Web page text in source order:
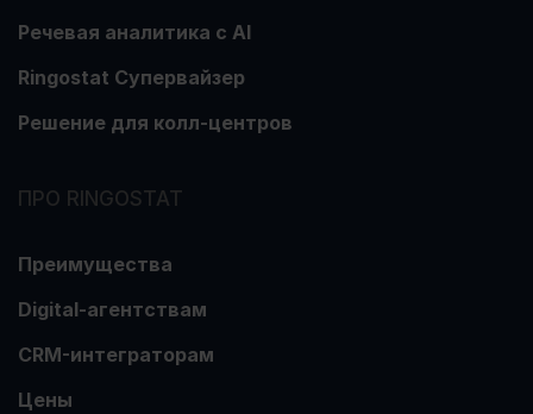
Речевая аналитика с АІ
Ringostat Супервайзер
Решение для колл-центров
ПРО RINGOSTAT
Преимущества
Digital-агентствам
CRM-интеграторам
Цены